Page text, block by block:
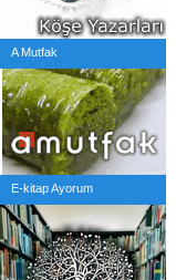
A Mutfak
E-kitap Ayorum